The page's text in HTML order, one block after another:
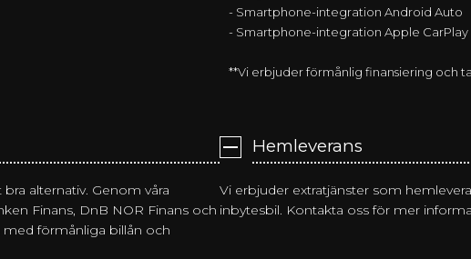
- Smartphone-integration Android Auto
- Smartphone-integration Apple CarPlay
**Vi erbjuder förmånlig finansiering och
alternativ. Genom våra
Finans, DnB NOR Finans och
förmånliga billån och
Hemleverans
Vi erbjuder extratjänster som
inbytesbil. Kontakta oss för mer